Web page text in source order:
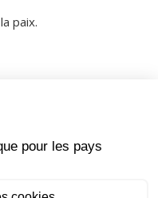
paix.
tu nous as gardés
de vivre
Jésus Christ, ton